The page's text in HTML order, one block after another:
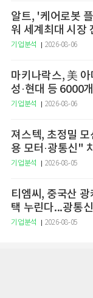
알트, '케어로봇
워 세계최대 시장
기업분석 2026-08-06
마키나락스, 美
성·현대 등 6000
기업분석 2026-08-06
져스텍, 초정밀
용 모터·광통신"
기업분석 2026-08-05
티엠씨, 중국산
택 누린다...광통
기업분석 2026-08-05